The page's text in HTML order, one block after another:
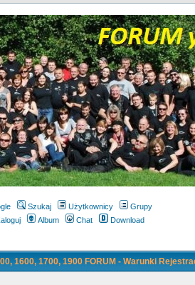
Szukaj Użytkownicy
Grupy
Album Chat Download
1600, 1700, 1900 FORUM - Warunki